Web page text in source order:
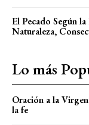
El Pecado Según
Naturaleza,
Lo más
Oración a la
la fe